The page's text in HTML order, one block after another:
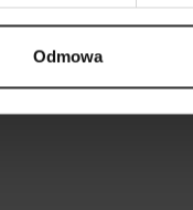
Odmowa